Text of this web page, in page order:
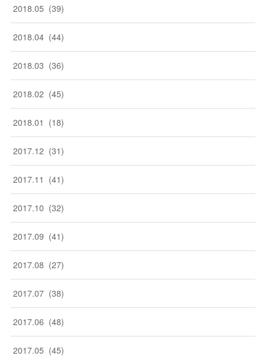
2018.05 (39)
2018.04 (44)
2018.03 (36)
2018.02 (45)
2018.01 (18)
2017.12 (31)
2017.11 (41)
2017.10 (32)
2017.09 (41)
2017.08 (27)
2017.07 (38)
2017.06 (48)
2017.05 (45)